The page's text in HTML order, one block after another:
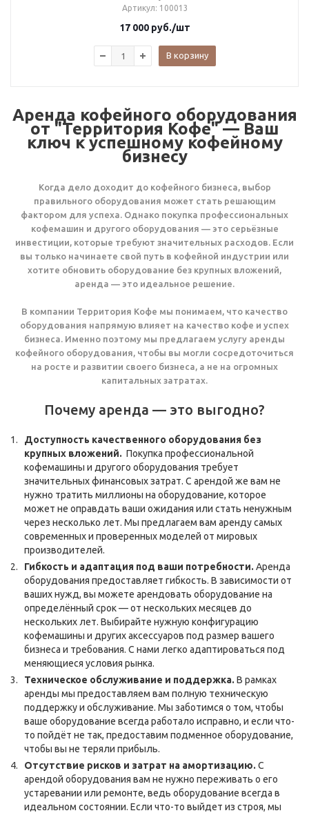
Артикул: 100013
17 000 руб./шт
В корзину
Аренда кофейного оборудования
от "Территория Кофе" — Ваш
ключ к успешному кофейному
бизнесу
Когда дело доходит до кофейного бизнеса, выбор
правильного оборудования может стать решающим
фактором для успеха. Однако покупка профессиональных
кофемашин и другого оборудования — это серьёзные
инвестиции, которые требуют значительных расходов. Если
вы только начинаете свой путь в кофейной индустрии или
хотите обновить оборудование без крупных вложений,
аренда — это идеальное решение.
В компании Территория Кофе мы понимаем, что качество
оборудования напрямую влияет на качество кофе и успех
бизнеса. Именно поэтому мы предлагаем услугу аренды
кофейного оборудования, чтобы вы могли сосредоточиться
на росте и развитии своего бизнеса, а не на огромных
капитальных затратах.
Почему аренда — это выгодно?
Доступность качественного оборудования без
крупных вложений. Покупка профессиональной
кофемашины и другого оборудования требует
значительных финансовых затрат. С арендой же вам не
нужно тратить миллионы на оборудование, которое
может не оправдать ваши ожидания или стать ненужным
через несколько лет. Мы предлагаем вам аренду самых
современных и проверенных моделей от мировых
производителей.
Гибкость и адаптация под ваши потребности. Аренда
оборудования предоставляет гибкость. В зависимости от
ваших нужд, вы можете арендовать оборудование на
определённый срок — от нескольких месяцев до
нескольких лет. Выбирайте нужную конфигурацию
кофемашины и других аксессуаров под размер вашего
бизнеса и требования. С нами легко адаптироваться под
меняющиеся условия рынка.
Техническое обслуживание и поддержка. В рамках
аренды мы предоставляем вам полную техническую
поддержку и обслуживание. Мы заботимся о том, чтобы
ваше оборудование всегда работало исправно, и если что-
то пойдёт не так, предоставим подменное оборудование,
чтобы вы не теряли прибыль.
Отсутствие рисков и затрат на амортизацию. С
арендой оборудования вам не нужно переживать о его
устаревании или ремонте, ведь оборудование всегда в
идеальном состоянии. Если что-то выйдет из строя, мы